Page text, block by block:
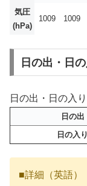
気圧
(hPa)
1009 1009
日の出・日
日の出・日の入
日の出
日の入り
■詳細（英語）